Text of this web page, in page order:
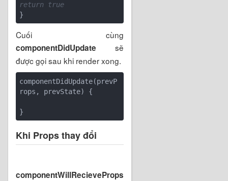
return true
Cuối cùng
componentDidUpdate sẽ
được gọi sau khi render xong.
componentDidUpdate(prevP
rops, prevState) {
Khi Props thay đổi
componentWillRecieveProps